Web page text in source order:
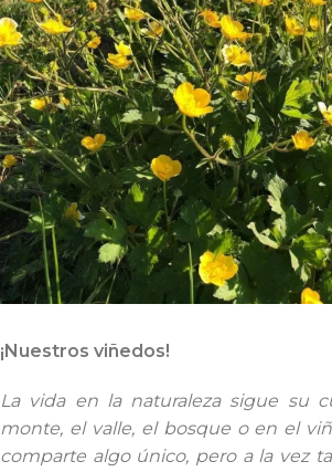
¡Nuestros viñedos!
La vida en la naturaleza sigue su
monte, el valle, el bosque o en el
comparte algo único, pero a la vez